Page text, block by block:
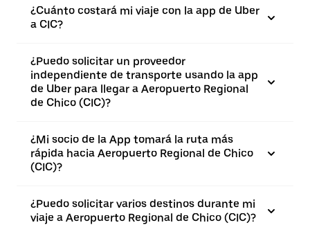
¿Cuánto costará mi viaje con la app de Uber
a CIC?
¿Puedo solicitar un proveedor
independiente de transporte usando la app
de Uber para llegar a Aeropuerto Regional
de Chico (CIC)?
¿Mi socio de la App tomará la ruta más
rápida hacia Aeropuerto Regional de Chico
(CIC)?
¿Puedo solicitar varios destinos durante mi
viaje a Aeropuerto Regional de Chico (CIC)?